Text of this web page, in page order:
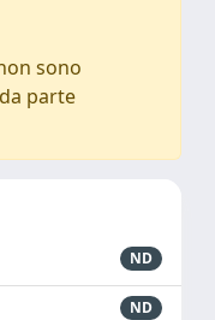
sono
parte
ND
ND